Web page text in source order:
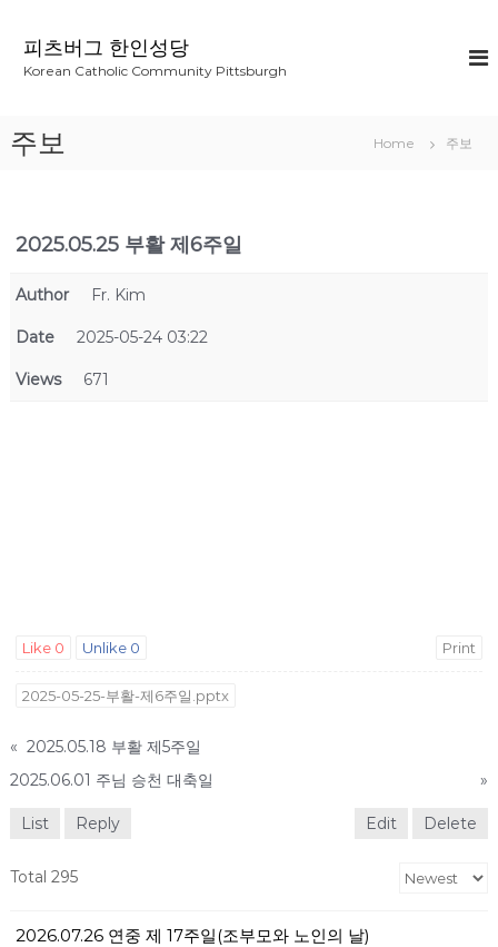
피츠버그 한인성당
Korean Catholic Community Pittsburgh
주보 Home 주보
2025.05.25 부활 제6주일
Author Fr. Kim
Date 2025-05-24 03:22
Views 671
Like 0 Unlike 0 Print
2025-05-25-부활-제6주일.pptx
« 2025.05.18 부활 제5주일
2025.06.01 주님 승천 대축일
»
List Reply Edit Delete
Total 295
2026.07.26 연중 제 17주일(조부모와 노인의 날)